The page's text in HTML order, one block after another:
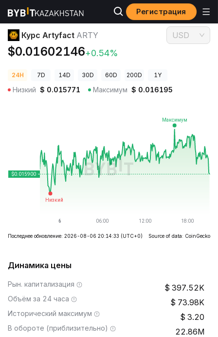
Регистрация
Цены криптовалют Курс Artyfact ARTY
Курс Artyfact ARTY
$0.01602146+0.54%
USD
24H 7D 14D 30D 60D 200D 1Y
Низкий $ 0.015771 Максимум $ 0.016195
Последнее обновление: 2026-08-06 20:14:33 (UTC+0) Source of data: CoinGecko
Динамика цены
Рын. капитализация 397.52K
Объём за 24 часа 73.98K
Исторический максимум 3.20
В обороте (приблизительно) 22.86M